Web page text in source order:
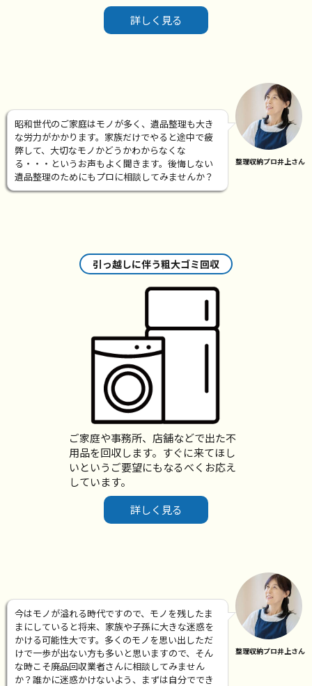
詳しく見る
昭和世代のご家庭はモノが多く、 遺品整理も大き
な労力がかかります。家族だけでやると途中で疲
弊して、大切なモノかどうかわからなくな
る・・・というお声もよく聞きます。後悔しない
遺品整理のためにもプロに相談してみませんか？
整理収納プロ井上さん
引っ越しに伴う粗大ゴミ回収
ご家庭や事務所、店舗などで出た不
用品を回収します。すぐに来てほし
いというご要望にもなるべくお応え
しています。
詳しく見る
今はモノが溢れる時代ですので、モノを残したま
まにしていると将来、家族や子孫に大きな迷惑を
かける可能性大です。多くのモノを思い出しただ
けで一歩が出ない方も多いと思いますので、そん
な時こそ廃品回収業者さんに相談してみません
か？誰かに迷惑かけないよう、まずは自分ででき
整理収納プロ井上さん